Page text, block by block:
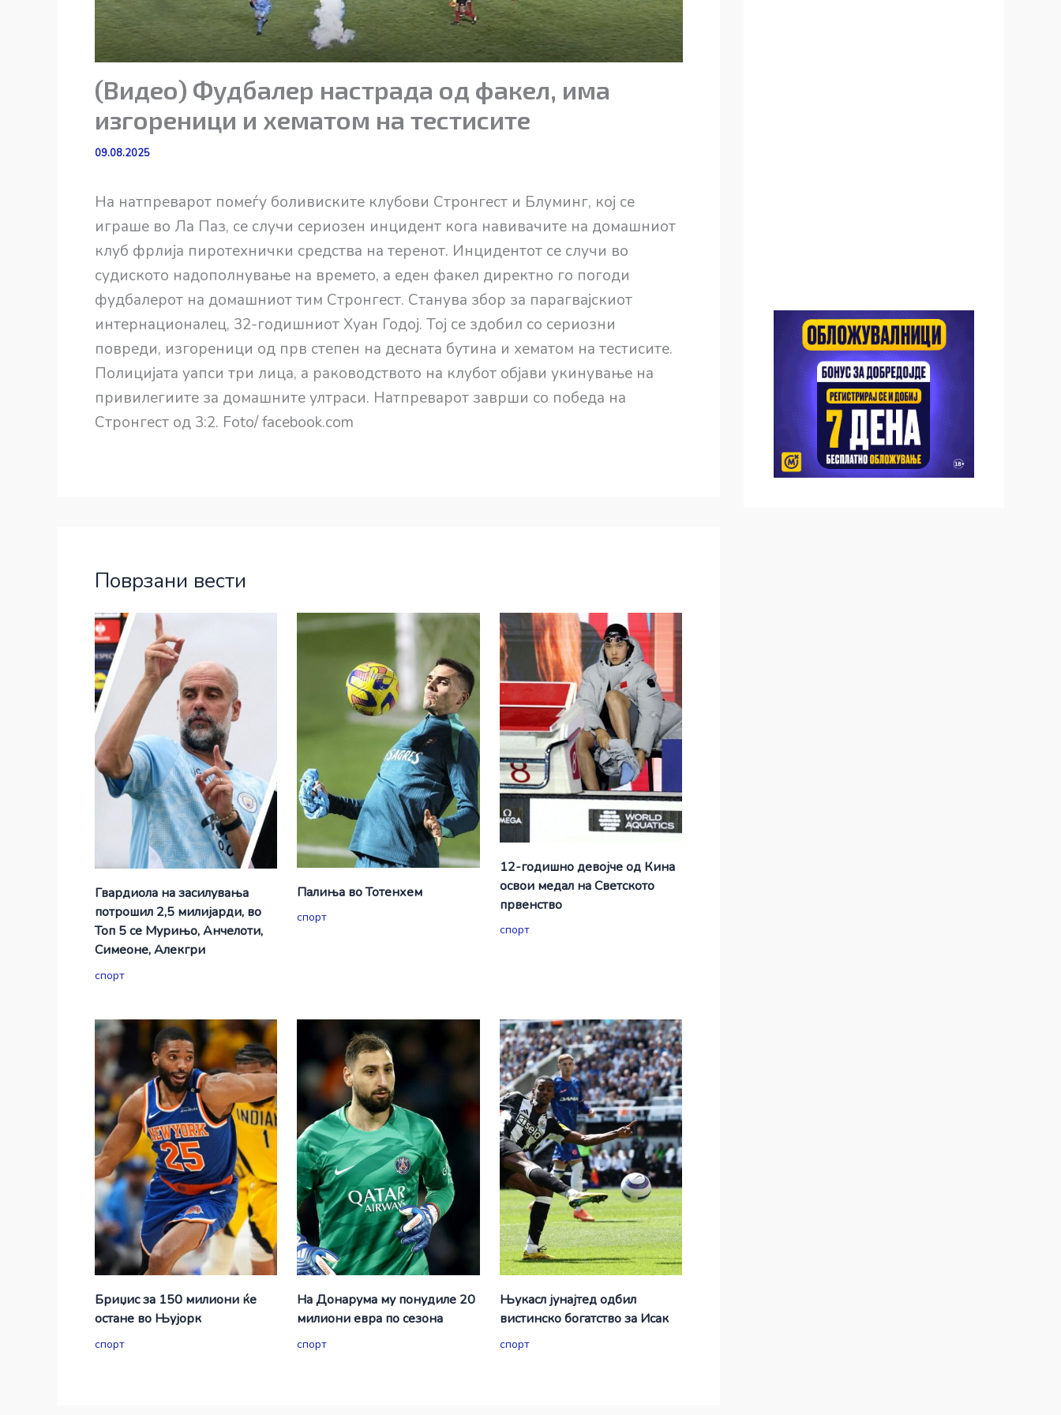
(Видео) Фудбалер настрада од факел, има
изгореници и хематом на тестисите
09.08.2025
На натпреварот помеѓу боливиските клубови Стронгест и Блуминг, кој се
играше во Ла Паз, се случи сериозен инцидент кога навивачите на домашниот
клуб фрлија пиротехнички средства на теренот. Инцидентот се случи во
судиското надополнување на времето, а еден факел директно го погоди
фудбалерот на домашниот тим Стронгест. Станува збор за парагвајскиот
интернационалец, 32-годишниот Хуан Годој. Тој се здобил со сериозни
повреди, изгореници од прв степен на десната бутина и хематом на тестисите.
Полицијата уапси три лица, а раководството на клубот објави укинување на
привилегиите за домашните ултраси. Натпреварот заврши со победа на
Стронгест од 3:2. Foto/ facebook.com
Поврзани вести
Гвардиола на засилувања
потрошил 2,5 милијарди, во
Топ 5 се Мурињо, Анчелоти,
Симеоне, Алекгри
спорт
Палиња во Тотенхем
спорт
12-годишно девојче од Кина
освои медал на Светското
првенство
спорт
Бриџис за 150 милиони ќе
остане во Њујорк
спорт
На Донарума му понудиле 20
милиони евра по сезона
спорт
Њукасл јунајтед одбил
вистинско богатство за Исак
спорт